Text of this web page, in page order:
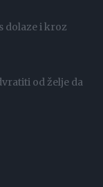
dolaze i kroz
od želje da